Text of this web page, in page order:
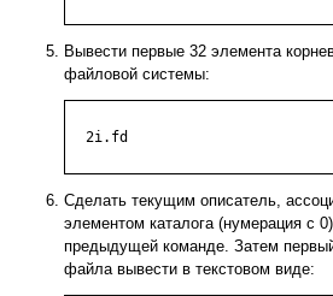
Вывести первые 32 элемента
файловой системы:
  2i.fd
Сделать текущим описатель,
элементом каталога (нумерация с
предыдущей команде. Затем первый
файла вывести в текстовом виде: